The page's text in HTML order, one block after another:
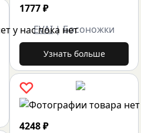
1777₽
EVAI| Босоножки
Узнать больше
4248₽